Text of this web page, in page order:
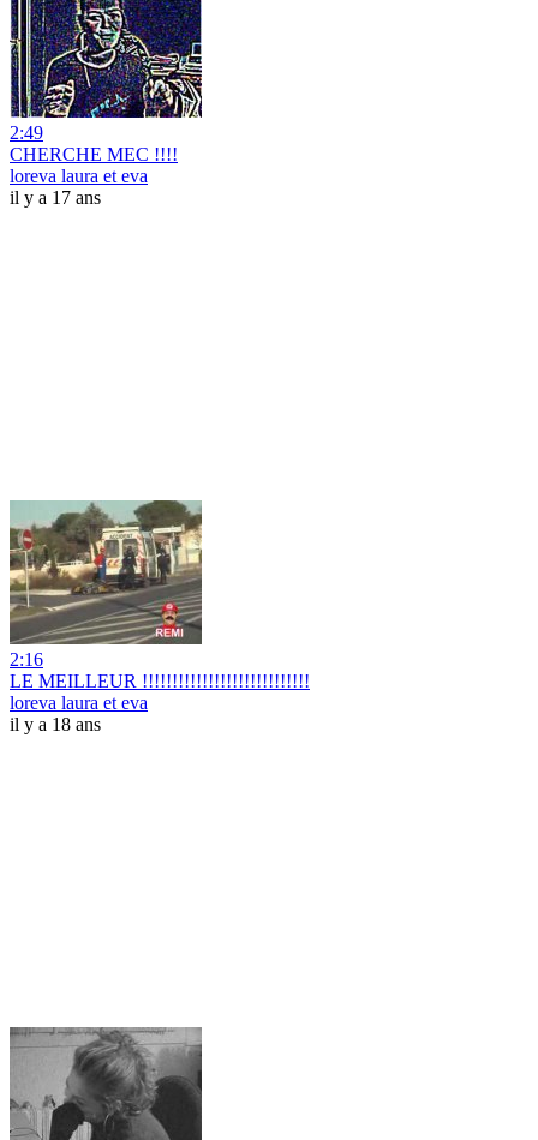
2:49
CHERCHE MEC !!!!
loreva laura et eva
il y a 17 ans
2:16
LE MEILLEUR !!!!!!!!!!!!!!!!!!!!!!!!!!!!
loreva laura et eva
il y a 18 ans